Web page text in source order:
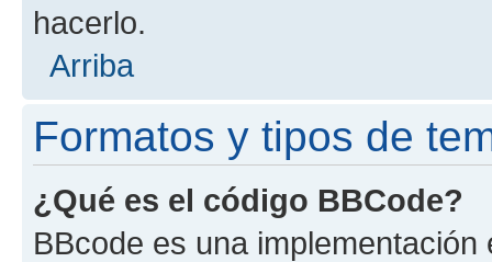
hacerlo.
Arriba
Formatos y tipos de
¿Qué es el código BBCode?
BBcode es una